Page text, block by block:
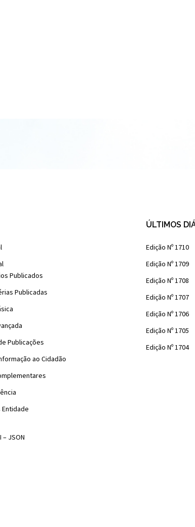
Publicados
Publicadas
Publicações
ao Cidadão
– JSON
ÚLTIMOS
Edição Nº 1710
Edição Nº 1709
Edição Nº 1708
Edição Nº 1707
Edição Nº 1706
Edição Nº 1705
Edição Nº 1704